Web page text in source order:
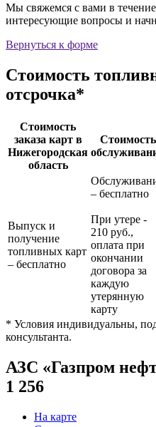
Мы свяжемся с вами в
интересующие вопросы и
Вернуться к форме
Стоимость
отсрочка*
Стоимость
заказа карт в
Нижегородская
область
Стоимость
Выпуск и
получение
топливных карт
– бесплатно
– бесплатно
При утере -
210 руб.,
оплата при
окончании
договора за
каждую
утерянную
карту
* Условия индивидуальны,
консультанта.
АЗС «Газпром
1 256
На карте